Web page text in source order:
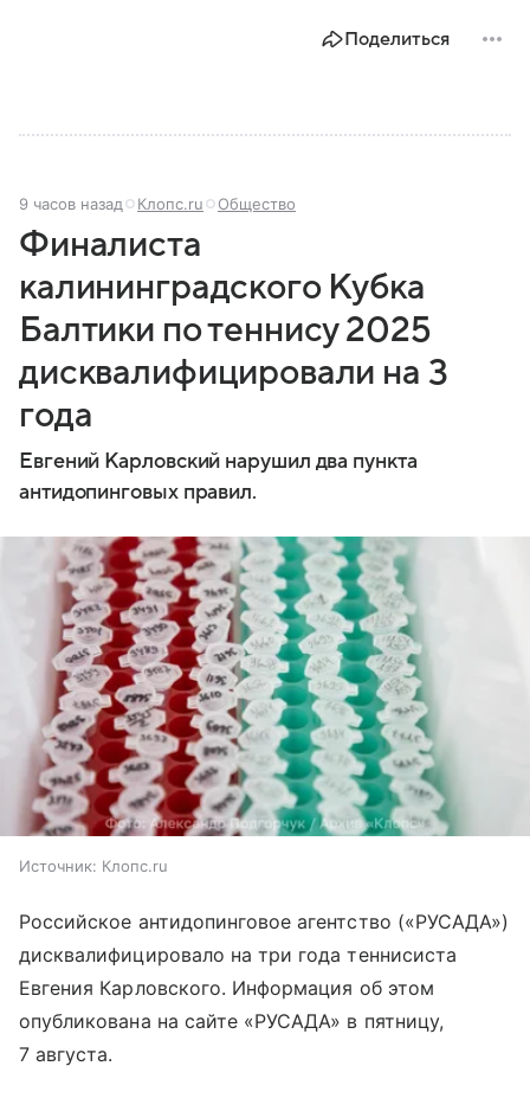
Поделиться
9 часов назад Клопс.ru Общество
Финалиста
калининградского Кубка
Балтики по теннису 2025
дисквалифицировали на 3
года
Евгений Карловский нарушил два пункта
антидопинговых правил.
Источник: Клопс.ru
Российское антидопинговое агентство («РУСАДА»)
дисквалифицировало на три года теннисиста
Евгения Карловского. Информация об этом
опубликована на сайте «РУСАДА» в пятницу,
7 августа.